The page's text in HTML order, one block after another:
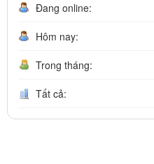
Đang online:
Hôm nay:
Trong tháng:
Tất cả: